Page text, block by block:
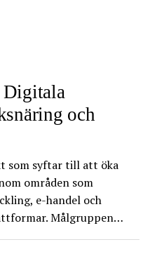
Digitala
och
som syftar till att öka
områden som
e-handel och
Målgruppen…